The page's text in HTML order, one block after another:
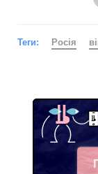
Теги: Росія